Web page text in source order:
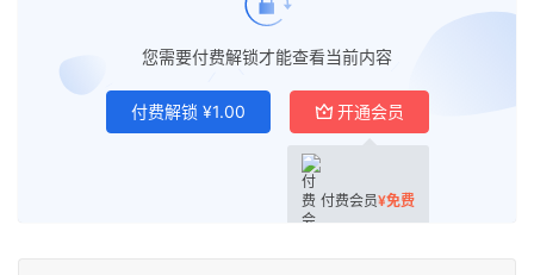
您需要付费解锁才能查看当前内容
付费解锁 ¥1.00 开通会员
付费会员¥免费